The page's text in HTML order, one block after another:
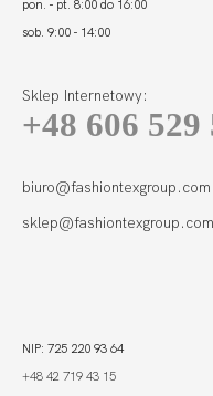
pon. - pt. 8:00 do 16:00
sob. 9:00 - 14:00
Sklep Internetowy:
+48 606 529
biuro@fashiontexgroup.com
sklep@fashiontexgroup.com
NIP: 725 220 93 64
+48 42 719 43 15